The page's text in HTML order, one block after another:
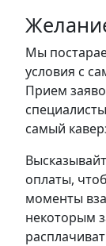
Мы
условия с
Прием
самый
оплаты,
моменты
некоторым